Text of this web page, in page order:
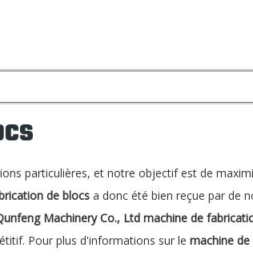
particulières, et notre objectif est de
de blocs a donc été bien reçue par de
Machinery Co., Ltd machine de
Pour plus d'informations sur le machine